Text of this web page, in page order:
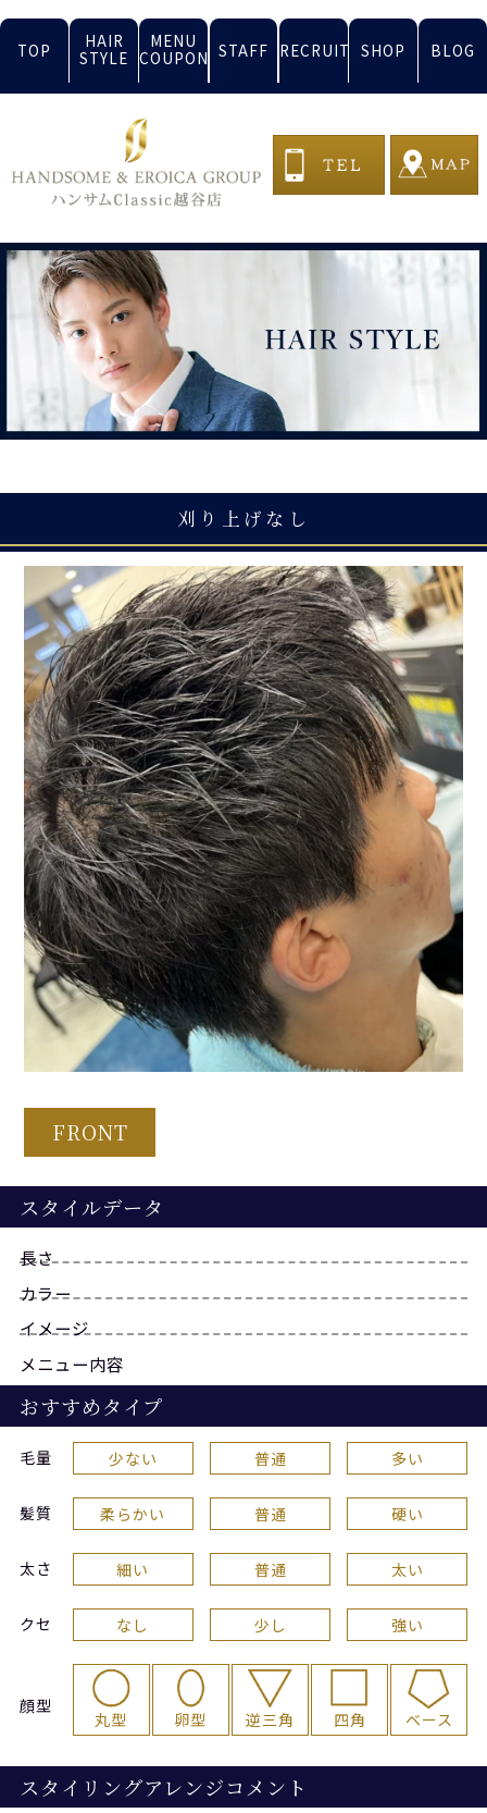
TOP
HAIR
STYLE
MENU
COUPON STAFF RECRUIT SHOP BLOG
刈り上げなし
FRONT
スタイルデータ
長さ
カラー
イメージ
メニュー内容
おすすめタイプ
毛量 少ない 普通 多い
髪質 柔らかい 普通 硬い
太さ 細い 普通 太い
クセ なし 少し 強い
顔型
丸型 卵型 逆三角 四角 ベース
スタイリングアレンジコメント